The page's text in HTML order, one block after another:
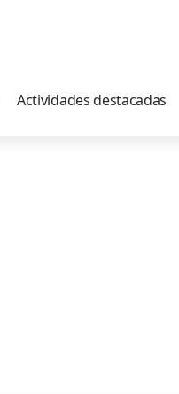
Actividades destacadas